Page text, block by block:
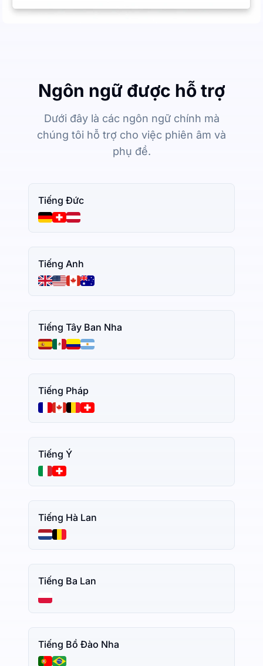
Ngôn ngữ được hỗ trợ
Dưới đây là các ngôn ngữ chính mà
chúng tôi hỗ trợ cho việc phiên âm và
phụ đề.
Tiếng Đức
Tiếng Anh
Tiếng Tây Ban Nha
Tiếng Pháp
Tiếng Ý
Tiếng Hà Lan
Tiếng Ba Lan
Tiếng Bồ Đào Nha